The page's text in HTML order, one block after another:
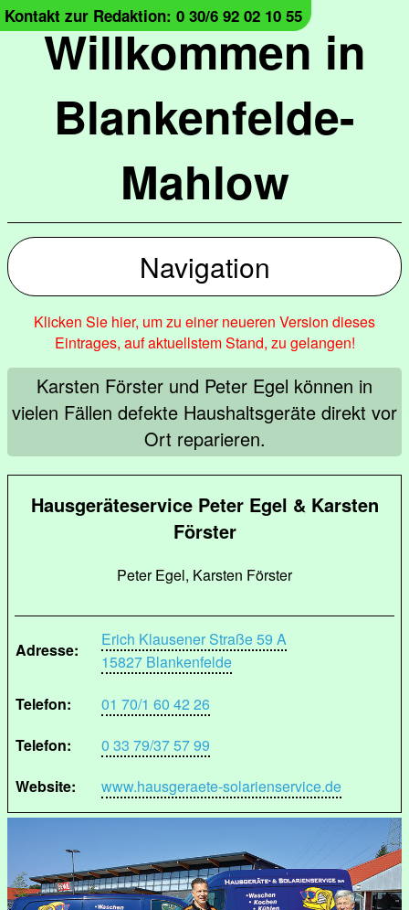
Willkommen in
Blankenfelde-
Mahlow
Kontakt zur Redaktion: 0 30/6 92 02 10 55
Navigation
Klicken Sie hier, um zu einer neueren Version dieses
Eintrages, auf aktuellstem Stand, zu gelangen!
Karsten Förster und Peter Egel können in
vielen Fällen defekte Haushaltsgeräte direkt vor
Ort reparieren.
Hausgeräteservice Peter Egel & Karsten
Förster
Peter Egel, Karsten Förster
Adresse:
Erich Klausener Straße 59 A
15827 Blankenfelde
Telefon:
01 70/1 60 42 26
Telefon:
0 33 79/37 57 99
Website:
www.hausgeraete-solarienservice.de